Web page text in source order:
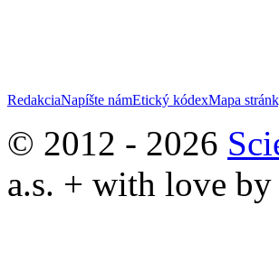
RedakciaNapíšte námEtický kódexMapa
© 2012 - 2026
a.s. + with love